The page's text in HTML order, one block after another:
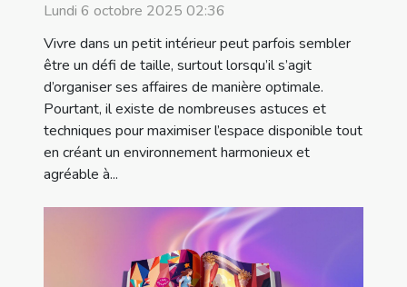
intérieurs
Lundi 6 octobre 2025 02:36
Vivre dans un petit intérieur peut parfois sembler
être un défi de taille, surtout lorsqu’il s’agit
d’organiser ses affaires de manière optimale.
Pourtant, il existe de nombreuses astuces et
techniques pour maximiser l’espace disponible tout
en créant un environnement harmonieux et
agréable à...